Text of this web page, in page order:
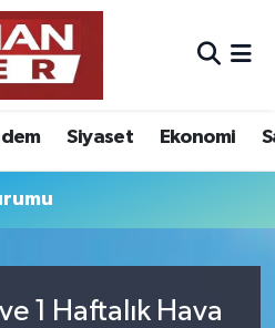
Siyaset Ekonomi
1 Haftalık Hava
ve Fikstür